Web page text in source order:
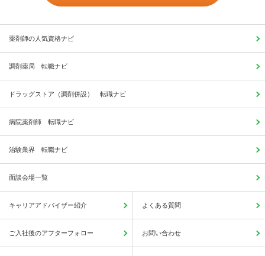
薬剤師の人気資格ナビ
調剤薬局 転職ナビ
ドラッグストア（調剤併設） 転職ナビ
病院薬剤師 転職ナビ
治験業界 転職ナビ
面談会場一覧
キャリアアドバイザー紹介 よくある質問
ご入社後のアフターフォロー お問い合わせ